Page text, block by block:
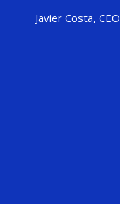
Javier Costa, CEO